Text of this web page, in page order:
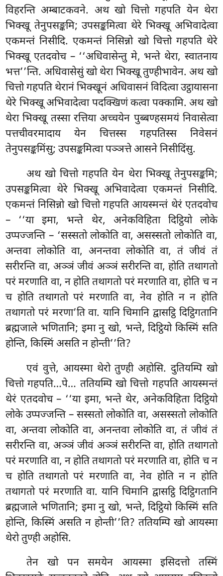
विहरन्ति अम्बाटकवने. अथ खो चित्तो गहपति येन थेरा
भिक्खू तेनुपसङ्कमि; उपसङ्कमित्वा थेरे भिक्खू अभिवादेत्वा
एकमन्तं निसीदि. एकमन्तं निसिन्नो खो चित्तो गहपति थेरे
भिक्खू एतदवोच – ‘‘अधिवासेन्तु मे, भन्ते थेरा, स्वातनाय
भत्त’’न्ति. अधिवासेसुं खो थेरा भिक्खू तुण्हीभावेन. अथ खो
चित्तो गहपति थेरानं भिक्खूनं अधिवासनं विदित्वा उट्ठायासना
थेरे भिक्खू अभिवादेत्वा पदक्खिणं कत्वा पक्कामि. अथ खो
थेरा भिक्खू तस्सा रत्तिया अच्चयेन पुब्बण्हसमयं निवासेत्वा
पत्तचीवरमादाय येन चित्तस्स गहपतिस्स निवेसनं
तेनुपसङ्कमिंसु; उपसङ्कमित्वा पञ्ञत्ते आसने निसीदिंसु.
अथखो चित्तो गहपति येन थेरा भिक्खू तेनुपसङ्कमि;
उपसङ्कमित्वा थेरे भिक्खू अभिवादेत्वा एकमन्तं निसीदि.
एकमन्तं निसिन्नो खो चित्तो गहपति आयस्मन्तं थेरं एतदवोच
– ‘‘या इमा, भन्ते थेर, अनेकविहिता दिट्ठियो लोके
उप्पज्जन्ति – ‘सस्सतो लोकोति वा, असस्सतो लोकोति वा,
अन्तवा लोकोति वा, अनन्तवा लोकोति वा, तं जीवं तं
सरीरन्ति वा, अञ्ञं जीवं अञ्ञं सरीरन्ति वा, होति तथागतो
परं मरणाति वा, न होति तथागतो परं मरणाति वा, होति च न
च होति तथागतो परं मरणाति वा, नेव होति न न होति
तथागतो परं मरणा’ति वा. यानि चिमानि द्वासट्ठि दिट्ठिगतानि
ब्रह्मजाले भणितानि; इमा नु खो, भन्ते, दिट्ठियो किस्मिं सति
होन्ति, किस्मिं असति न होन्ती’’ति?
एवं वुत्ते, आयस्मा थेरो तुण्ही अहोसि. दुतियम्पि खो
चित्तो गहपति…पे… ततियम्पि खो चित्तो गहपति आयस्मन्तं
थेरं एतदवोच – ‘‘या इमा, भन्ते थेर, अनेकविहिता दिट्ठियो
लोकेउप्पज्जन्ति – सस्सतो लोकोति वा, असस्सतो लोकोति
वा, अन्तवा लोकोति वा, अनन्तवा लोकोति वा, तं जीवं तं
सरीरन्ति वा, अञ्ञं जीवं अञ्ञं सरीरन्ति वा, होति तथागतो
परं मरणाति वा, न होति तथागतो परं मरणाति वा, होति च न
च होति तथागतो परं मरणाति वा, नेव होति न न होति
तथागतो परं मरणाति वा. यानि चिमानि द्वासट्ठि दिट्ठिगतानि
ब्रह्मजाले भणितानि; इमा नु खो, भन्ते, दिट्ठियो किस्मिं सति
होन्ति, किस्मिं असति न होन्ती’’ति? ततियम्पि खो आयस्मा
थेरो तुण्ही अहोसि.
तेन खो पन समयेन आयस्मा इसिदत्तो तस्मिं